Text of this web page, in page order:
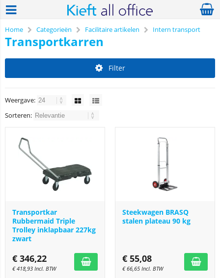
Home Categorieën Facilitaire artikelen Intern transport
Transportkarren
Filter
Weergave:
Sorteren:
Transportkar
Rubbermaid Triple
Trolley inklapbaar 227kg
zwart
€ 346,22
€418,93 Incl. BTW
Steekwagen BRASQ
stalen plateau 90 kg
€ 55,08
€66,65 Incl. BTW